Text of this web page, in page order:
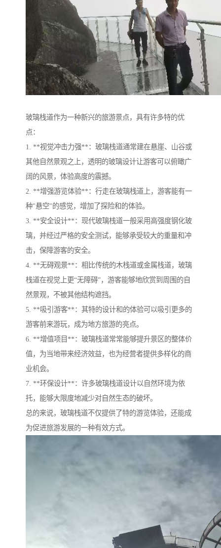
玻璃栈道作为一种新兴的旅游景点，具有许多特的优
点：
1. **视觉冲击力强**：玻璃栈道通常建在悬崖、山谷或
其他自然景观之上，透明的玻璃设计让游客可以俯瞰广
阔的风景，体验高度的震撼。
2. **增强游览体验**：行走在玻璃栈道上，游客能有一
种"悬空"的感觉，增加了探险和的体验。
3. **安全设计**：现代玻璃栈道一般采用高强度钢化玻
璃，并经过严格的安全测试，能够承受较大的重量和冲
击，保障游客的安全。
4. **无碍观景**：相比传统的木栈道或金属栈道，玻璃
栈道在视觉上更“无障碍”，游客能够地欣赏到周围的自
然景观，不被其他结构遮挡。
5. **吸引游客**：其特的设计和的体验可以吸引更多的
游客前来游玩，成为地方旅游的亮点。
6. **增值项目**：玻璃栈道常常能够提升景区的整体价
值，为当地带来经济效益，也为经营者提供多样化的商
业机会。
7. **环保设计**：许多玻璃栈道设计以自然环境为依
托，能够大限度地减少对自然生态的破坏。
总的来说，玻璃栈道不仅提供了特的游览体验，还能成
为促进旅游发展的一种有效方式。